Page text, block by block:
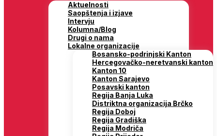
Aktuelnosti
Saopštenja i izjave
Intervju
Kolumna/Blog
Drugi o nama
Lokalne organizacije
Bosansko-podrinjski Kanton
Hercegovačko-neretvanski kanton
Kanton 10
Kanton Sarajevo
Posavski kanton
Regija Banja Luka
Distriktna organizacija Brčko
Regija Doboj
Regija Gradiška
Regija Modriča